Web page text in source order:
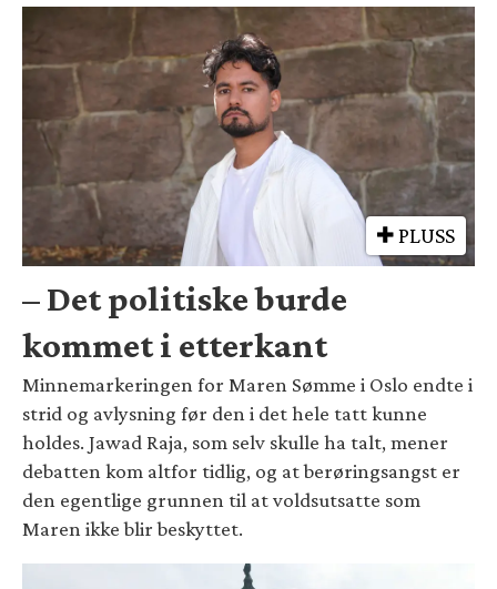
PLUSS
– Det politiske burde
kommet i etterkant
Minnemarkeringen for Maren Sømme i Oslo endte i
strid og avlysning før den i det hele tatt kunne
holdes. Jawad Raja, som selv skulle ha talt, mener
debatten kom altfor tidlig, og at berøringsangst er
den egentlige grunnen til at voldsutsatte som
Maren ikke blir beskyttet.